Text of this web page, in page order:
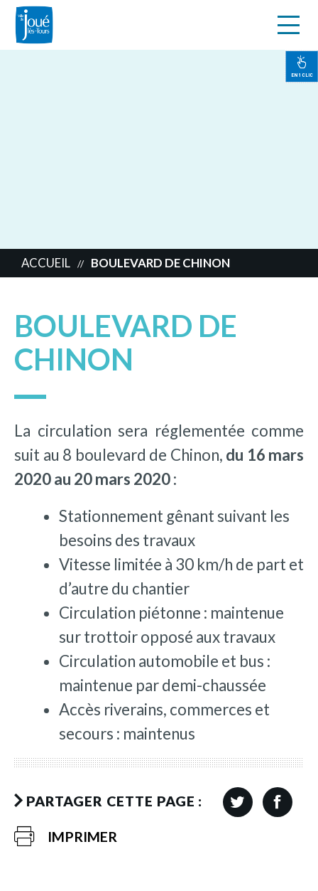
EN 1 CLIC
ACCUEIL // BOULEVARD DE CHINON
BOULEVARD DE
CHINON
La circulation sera réglementée comme
suit au 8 boulevard de Chinon, du 16 mars
2020 au 20 mars 2020 :
Stationnement gênant suivant les
besoins des travaux
Vitesse limitée à 30 km/h de part et
d’autre du chantier
Circulation piétonne : maintenue
sur trottoir opposé aux travaux
Circulation automobile et bus :
maintenue par demi-chaussée
Accès riverains, commerces et
secours : maintenus
PARTAGER CETTE PAGE :
IMPRIMER